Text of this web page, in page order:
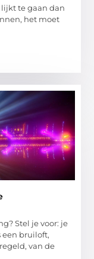
te gaan dan
het moet
Stel je voor: je
een bruiloft,
van de